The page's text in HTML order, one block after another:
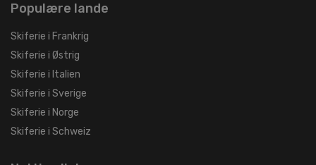
Populære lande
Skiferie i Frankrig
Skiferie i Østrig
Skiferie i Italien
Skiferie i Sverige
Skiferie i Norge
Skiferie i Schweiz